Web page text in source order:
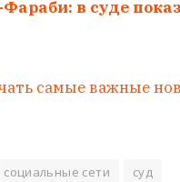
в суде
самые важные
социальные сети суд